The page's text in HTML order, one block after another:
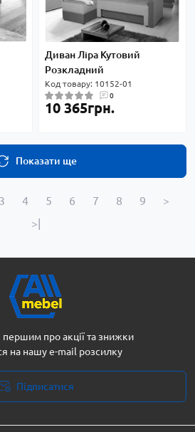
Диван Ліра Кутовий
Розкладний
Код товару: 10152-01
0
10 365грн.
Показати ще
3 4 5 6 7 8 9
>
>|
першим про акції та знижки
на нашу e-mail розсилку
Підписатися